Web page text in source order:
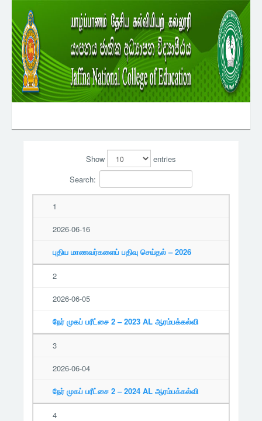
Show
entries
Search:
1
2026-06-16
புதிய மாணவர்களைப் பதிவு செய்தல் – 2026
2
2026-06-05
நேர் முகப் பரீட்சை 2 – 2023 AL ஆரம்பக்கல்வி
3
2026-06-04
நேர் முகப் பரீட்சை 2 – 2024 AL ஆரம்பக்கல்வி
4